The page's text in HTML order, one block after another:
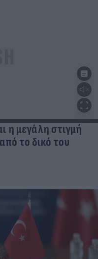
η μεγάλη στιγμή
το δικό του